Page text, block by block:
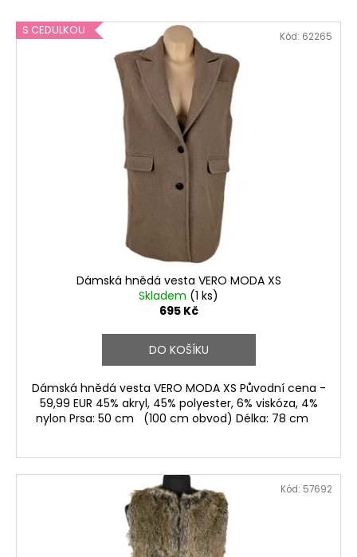
VS CEDULKOU
Dámská hnědá vesta VERO MODA XS
Skladem (1 ks)
695 Kč
DO KOŠÍKU
Dámská hnědá vesta VERO MODA XS Původní cena -
59,99 EUR 45% akryl, 45% polyester, 6% viskóza, 4%
nylon Prsa: 50 cm (100 cm obvod) Délka: 78 cm
Kód: 62265
Kód: 57692